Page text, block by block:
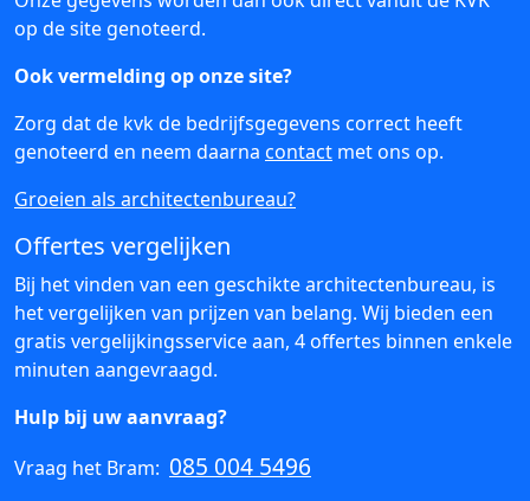
op de site genoteerd.
Ook vermelding op onze site?
Zorg dat de kvk de bedrijfsgegevens correct heeft
genoteerd en neem daarna contact met ons op.
Groeien als architectenbureau?
Offertes vergelijken
Bij het vinden van een geschikte architectenbureau, is
het vergelijken van prijzen van belang. Wij bieden een
gratis vergelijkingsservice aan, 4 offertes binnen enkele
minuten aangevraagd.
Hulp bij uw aanvraag?
Vraag het Bram: 085 004 5496